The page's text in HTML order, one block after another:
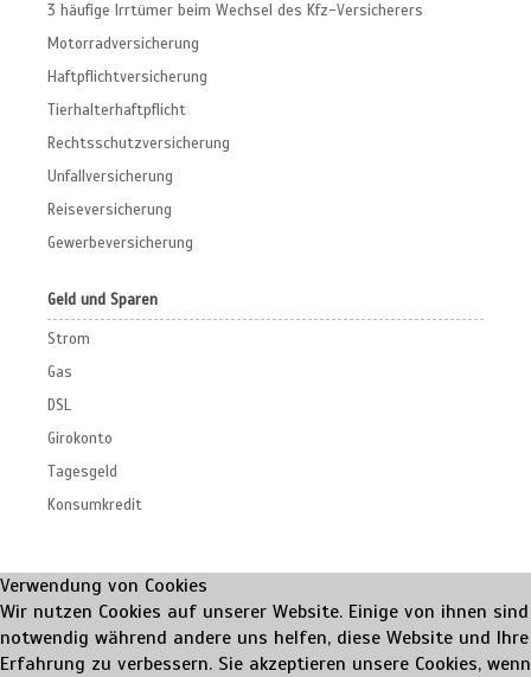
3 häufige Irrtümer beim Wechsel des Kfz-Versicherers
Motorradversicherung
Haftpflichtversicherung
Tierhalterhaftpflicht
Rechtsschutzversicherung
Unfallversicherung
Reiseversicherung
Gewerbeversicherung
Geld und Sparen
Strom
Gas
DSL
Girokonto
Tagesgeld
Konsumkredit
Verwendung von Cookies
Wir nutzen Cookies auf unserer Website. Einige von ihnen sind
notwendig während andere uns helfen, diese Website und Ihre
Erfahrung zu verbessern. Sie akzeptieren unsere Cookies, wenn